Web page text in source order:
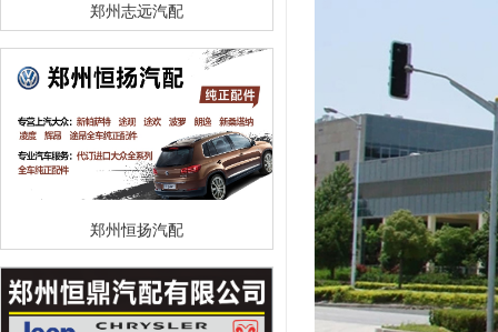
郑州志远汽配
郑州恒扬汽配